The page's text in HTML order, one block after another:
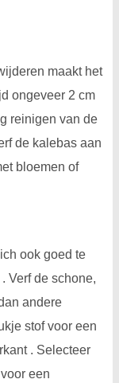
maakt het
ongeveer 2 cm
reinigen van de
de kalebas aan
bloemen of
ook goed te
Verf de schone,
andere
stof voor een
. Selecteer
een